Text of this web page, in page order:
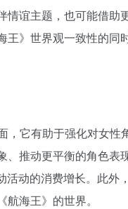
谊主题，也可能借助
》世界观一致性的同
，它有助于强化对女
推动更平衡的角色表
动的消费增长。此外
海王》的世界。